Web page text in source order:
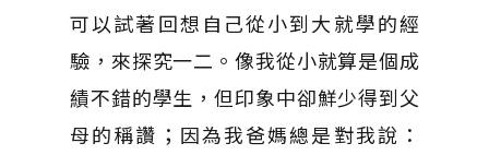
可以試著回想自己從小到大就學的經
驗，來探究一二。像我從小就算是個成
績不錯的學生，但印象中卻鮮少得到父
母的稱讚；因為我爸媽總是對我說：